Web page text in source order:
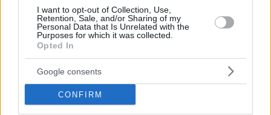
I want to opt-out of Collection, Use,
Retention, Sale, and/or Sharing of my
Personal Data that Is Unrelated with the
Purposes for which it was collected.
Opted In
Google consents
CONFIRM
Los equipos se arremangarán para prepararse para la nueva
temporada con más ilusión e intentarán fichar a los mejores
jugadores posibles para sus respectivos equipos.
Así que, como todos los años, Eurohoops trae a sus lectores
una recopliación de los 10 mejores agentes libres en cada
posición.